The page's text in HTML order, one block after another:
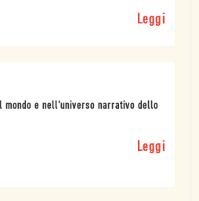
Leggi
mondo e nell'universo narrativo dello
Leggi